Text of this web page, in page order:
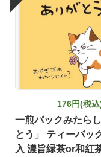
176円(税込
一煎パックみたら
とう」 ティーバッ
入 濃旨緑茶or和紅